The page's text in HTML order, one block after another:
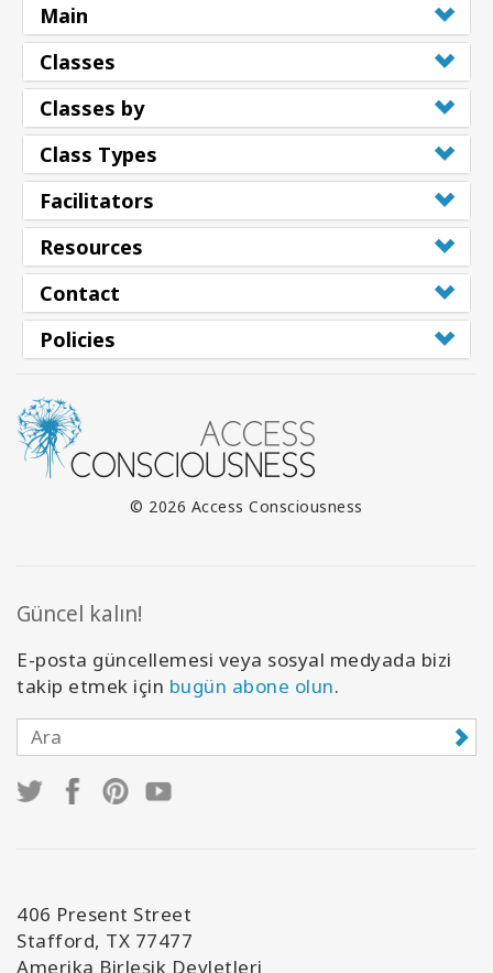
Main
Classes
Classes by
Class Types
Facilitators
Resources
Contact
Policies
© 2026 Access Consciousness
Güncel kalın!
E-posta güncellemesi veya sosyal medyada bizi
takip etmek için bugün abone olun.
406 Present Street
Stafford, TX 77477
Amerika Birleşik Devletleri